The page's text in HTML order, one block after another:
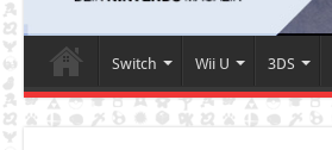
Switch Wii U 3DS